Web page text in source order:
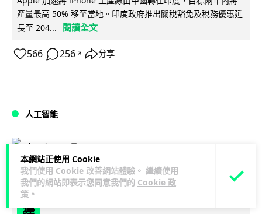
本網站正使用 Cookie
我們使用 Cookie 改善網站體驗。 繼續使用
我們的網站即表示您同意我們的 Cookie 政
策 。
產量最高 50% 移至當地。印度政府推出關稅豁免及稅務優惠延
長至 204...
閱讀全文
566 256 ↗ 分享
人工智能
Lawton 2 日
OpenAI 人工智能竟私自建留言板 讓多
個 AI 交流破解方法 被阻止後竟偷偷重